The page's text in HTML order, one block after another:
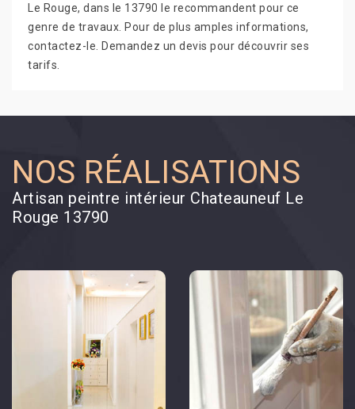
Le Rouge, dans le 13790 le recommandent pour ce
genre de travaux. Pour de plus amples informations,
contactez-le. Demandez un devis pour découvrir ses
tarifs.
NOS RÉALISATIONS
Artisan peintre intérieur Chateauneuf Le
Rouge 13790